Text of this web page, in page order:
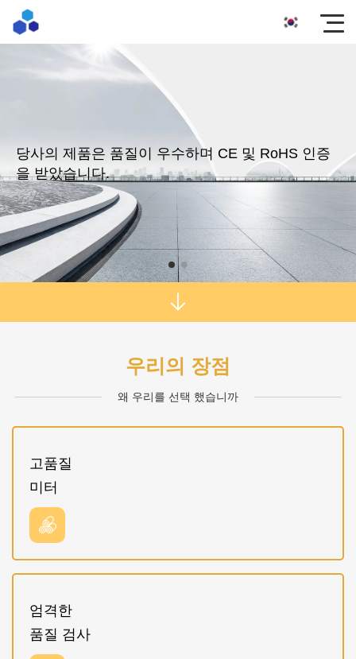
당사의 제품은 품질이 우수하며 CE 및 RoHS 인증
을 받았습니다.
우리의 장점
왜 우리를 선택 했습니까
고품질
미터
엄격한
품질 검사